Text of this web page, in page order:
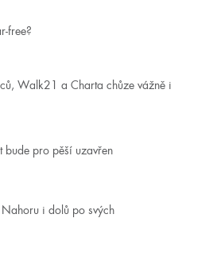
free?
Walk21 a Charta chůze vážně i
bude pro pěší uzavřen
i dolů po svých